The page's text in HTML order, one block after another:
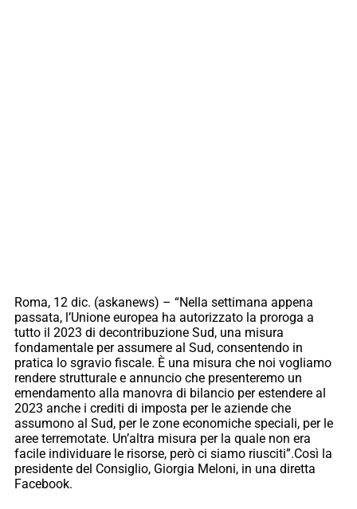
Roma, 12 dic. (askanews) – “Nella settimana appena
passata, l’Unione europea ha autorizzato la proroga a
tutto il 2023 di decontribuzione Sud, una misura
fondamentale per assumere al Sud, consentendo in
pratica lo sgravio fiscale. È una misura che noi vogliamo
rendere strutturale e annuncio che presenteremo un
emendamento alla manovra di bilancio per estendere al
2023 anche i crediti di imposta per le aziende che
assumono al Sud, per le zone economiche speciali, per le
aree terremotate. Un’altra misura per la quale non era
facile individuare le risorse, però ci siamo riusciti”.Così la
presidente del Consiglio, Giorgia Meloni, in una diretta
Facebook.